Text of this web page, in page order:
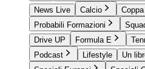
News Live
Calcio
Probabili Formazioni
Drive UP
Formula E
Podcast
Lifestyle
Un